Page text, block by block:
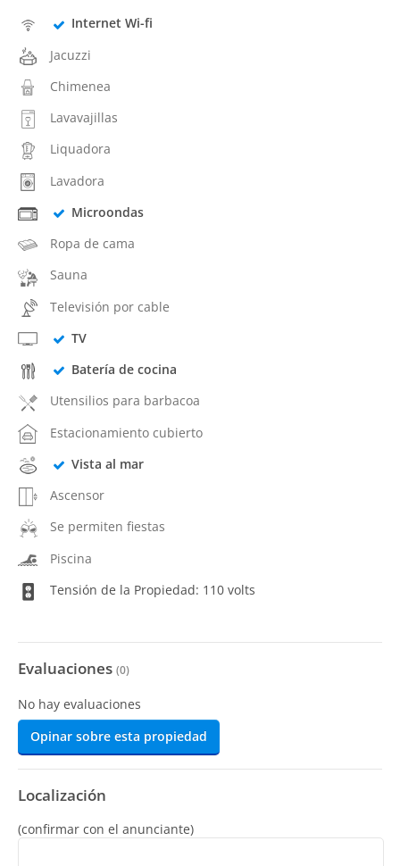
Internet Wi-fi
Jacuzzi
Chimenea
Lavavajillas
Liquadora
Lavadora
Microondas
Ropa de cama
Sauna
Televisión por cable
TV
Batería de cocina
Utensilios para barbacoa
Estacionamiento cubierto
Vista al mar
Ascensor
Se permiten fiestas
Piscina
Tensión de la Propiedad: 110 volts
Evaluaciones (0)
No hay evaluaciones
Opinar sobre esta propiedad
Localización
(confirmar con el anunciante)